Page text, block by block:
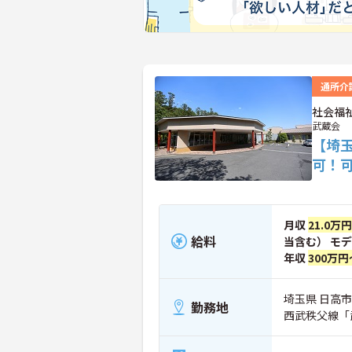
通所介
社会福
武蔵会
【
可！
給料
月収 21.0万
当含む） モ
年収300万
勤務地
埼玉県 日高
西武秩父線